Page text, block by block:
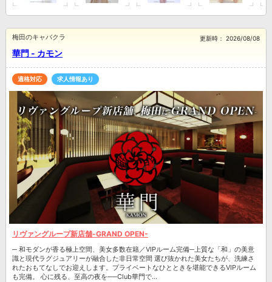
華門 - カモン
梅田のキャバクラ 更新時： 2026/08/08
適格対応 求人情報あり
リヴァングループ新店舗-GRAND OPEN-
─ 和モダンが香る極上空間、美女多数在籍／VIPルーム完備─上質な「和」の美意
識と現代ラグジュアリーが融合した非日常空間 選び抜かれた美女たちが、洗練さ
れたおもてなしでお迎えします。プライベートなひとときを堪能できるVIPルーム
も完備。 心に残る、至高の夜を──Club華門で...